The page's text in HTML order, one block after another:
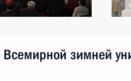
Всемирной зимней